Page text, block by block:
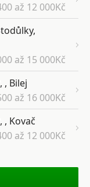
až 12 000Kč
až 15 000Kč
, Bilej
až 16 000Kč
Kovač
až 12 000Kč